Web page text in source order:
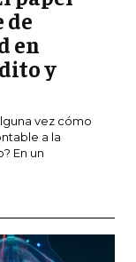
ELECTRÓNICO
Y GESTIÓN DE
de
en
y
vez cómo
a la
En un